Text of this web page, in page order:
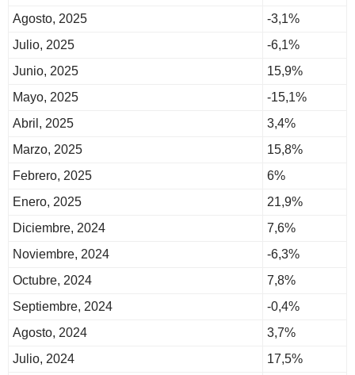
Agosto, 2025
-3,1%
Julio, 2025
-6,1%
Junio, 2025
15,9%
Mayo, 2025
-15,1%
Abril, 2025
3,4%
Marzo, 2025
15,8%
Febrero, 2025
6%
Enero, 2025
21,9%
Diciembre, 2024
7,6%
Noviembre, 2024
-6,3%
Octubre, 2024
7,8%
Septiembre, 2024
-0,4%
Agosto, 2024
3,7%
Julio, 2024
17,5%